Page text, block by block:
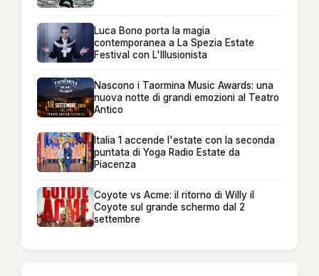
Luca Bono porta la magia
contemporanea a La Spezia Estate
Festival con L'Illusionista
Nascono i Taormina Music Awards: una
nuova notte di grandi emozioni al Teatro
Antico
Italia 1 accende l'estate con la seconda
puntata di Yoga Radio Estate da
Piacenza
Coyote vs Acme: il ritorno di Willy il
Coyote sul grande schermo dal 2
settembre